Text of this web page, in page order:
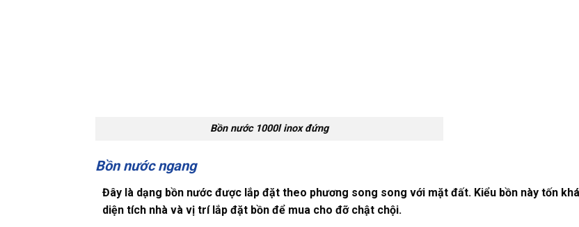
Bồn nước 1000l inox đứng
Bồn nước ngang
Đây là dạng bồn nước được lắp đặt theo phương song song với mặt đất. Kiểu bồn này tốn
diện tích nhà và vị trí lắp đặt bồn để mua cho đỡ chật chội.